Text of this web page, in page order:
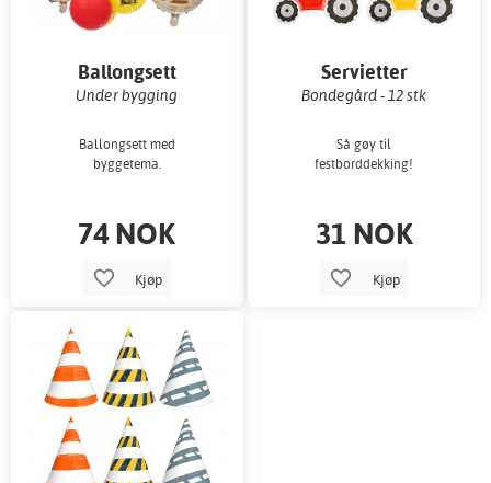
Ballongsett
Under bygging
Ballongsett med
byggetema.
74 NOK
Kjøp
Servietter
Bondegård - 12 stk
Så gøy til
festborddekking!
31 NOK
Kjøp